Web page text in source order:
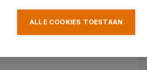
ALLE COOKIES TOESTAAN